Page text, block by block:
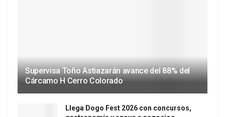
Supervisa Toño Astiazarán avance del 88% del
Cárcamo H Cerro Colorado
Llega Dogo Fest 2026 con concursos,